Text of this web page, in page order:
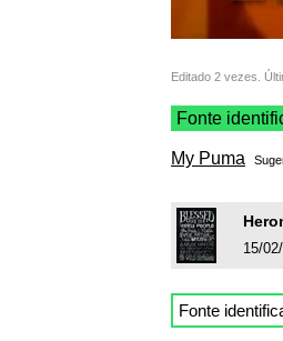
Editado 2 vezes.
Fonte
My Puma
15/
Fonte